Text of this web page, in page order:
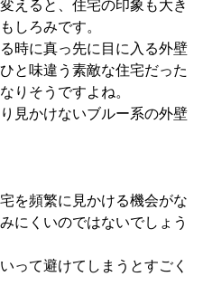
えると、住宅の印象も大き
しろみです。
時に真っ先に目に入る外壁
と味違う素敵な住宅だった
りそうですよね。
見かけないブルー系の外壁
を頻繁に見かける機会がな
にくいのではないでしょう
って避けてしまうとすごく